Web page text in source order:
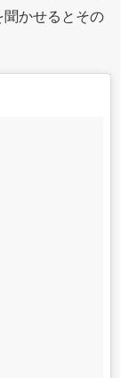
かせるとその